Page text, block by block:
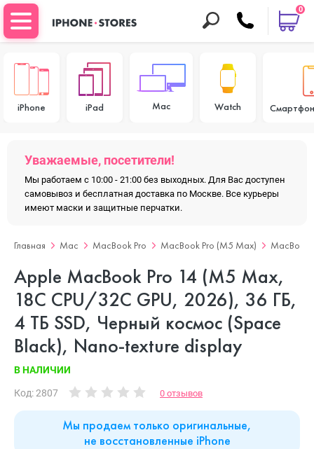
0
iPhone iPad Mac Watch
Уважаемые, посетители!
Мы работаем с 10:00 - 21:00 без выходных. Для Вас доступен
самовывоз и бесплатная доставка по Москве. Все курьеры
имеют маски и защитные перчатки.
Главная Mac MacBook Pro MacBook Pro (M5 Max) MacBook
Apple MacBook Pro 14 (M5 Max,
18C CPU/32C GPU, 2026), 36 ГБ,
4 ТБ SSD, Черный космос (Space
Black), Nano-texture display
В НАЛИЧИИ
Код: 2807 0 отзывов
Мы продаем только оригинальные,
не восстановленные iPhone